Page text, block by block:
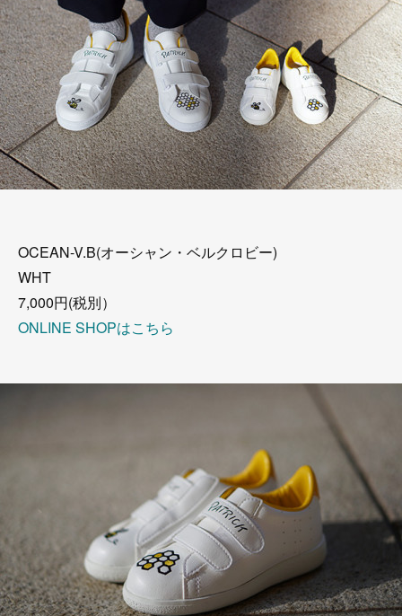
OCEAN-V.B(オーシャン・ベルクロビー)
WHT
7,000円(税別）
ONLINE SHOPはこちら